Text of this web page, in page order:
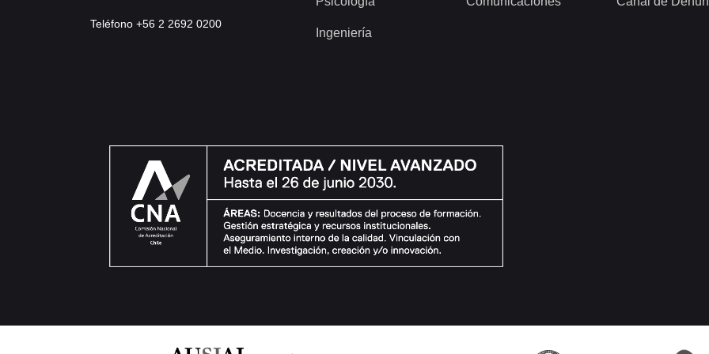
Teléfono +56 2 2692 0200
Ingeniería